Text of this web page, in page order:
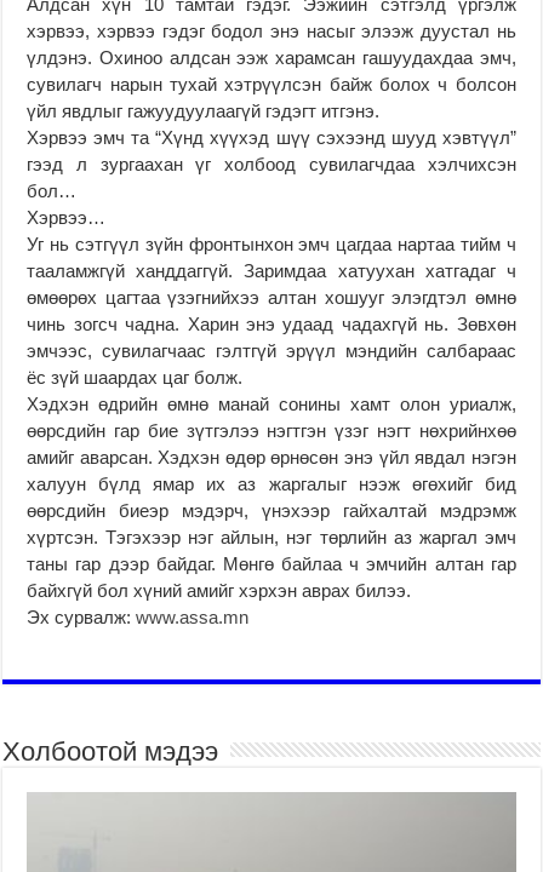
Алдсан хүн 10 тамтай гэдэг. Ээжийн сэтгэлд үргэлж
хэрвээ, хэрвээ гэдэг бодол энэ насыг элээж дуустал нь
үлдэнэ. Охиноо алдсан ээж харамсан гашуудахдаа эмч,
сувилагч нарын тухай хэтрүүлсэн байж болох ч болсон
үйл явдлыг гажуудуулаагүй гэдэгт итгэнэ.
Хэрвээ эмч та “Хүнд хүүхэд шүү сэхээнд шууд хэвтүүл”
гээд л зургаахан үг холбоод сувилагчдаа хэлчихсэн
бол…
Хэрвээ…
Уг нь сэтгүүл зүйн фронтынхон эмч цагдаа нартаа тийм ч
тааламжгүй ханддаггүй. Заримдаа хатуухан хатгадаг ч
өмөөрөх цагтаа үзэгнийхээ алтан хошууг элэгдтэл өмнө
чинь зогсч чадна. Харин энэ удаад чадахгүй нь. Зөвхөн
эмчээс, сувилагчаас гэлтгүй эрүүл мэндийн салбараас
ёс зүй шаардах цаг болж.
Хэдхэн өдрийн өмнө манай сонины хамт олон уриалж,
өөрсдийн гар бие зүтгэлээ нэгтгэн үзэг нэгт нөхрийнхөө
амийг аварсан. Хэдхэн өдөр өрнөсөн энэ үйл явдал нэгэн
халуун бүлд ямар их аз жаргалыг нээж өгөхийг бид
өөрсдийн биеэр мэдэрч, үнэхээр гайхалтай мэдрэмж
хүртсэн. Тэгэхээр нэг айлын, нэг төрлийн аз жаргал эмч
таны гар дээр байдаг. Мөнгө байлаа ч эмчийн алтан гар
байхгүй бол хүний амийг хэрхэн аврах билээ.
Эх сурвалж:www.assa.mn
Холбоотой мэдээ